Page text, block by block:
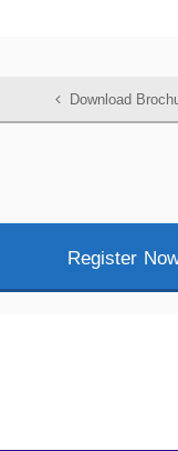
Download
Register